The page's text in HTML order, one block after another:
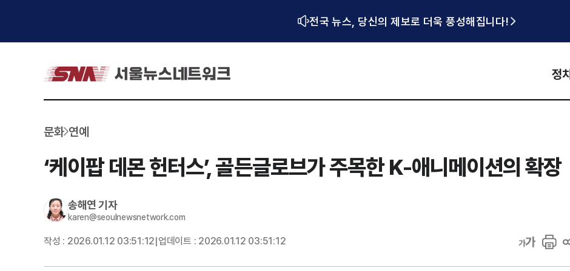
전국 뉴스, 당신의 제보로 더욱 풍성해집니다!
정치
문화 연예
‘케이팝 데몬 헌터스’, 골든글로브가 주목한 K-애니메이션의 확장
송해연 기자
karen@seoulnewsnetwork.com
작성 : 2026.01.12 03:51:12 업데이트 : 2026.01.12 03:51:12